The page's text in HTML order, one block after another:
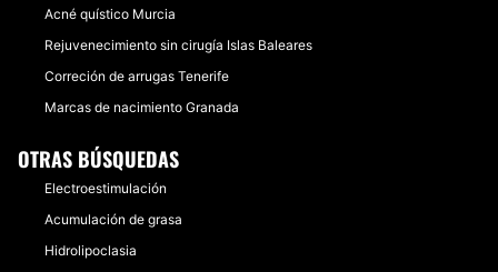
Acné quístico Murcia
Rejuvenecimiento sin cirugía Islas Baleares
Correción de arrugas Tenerife
Marcas de nacimiento Granada
OTRAS BÚSQUEDAS
Electroestimulación
Acumulación de grasa
Hidrolipoclasia